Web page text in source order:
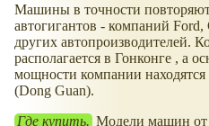
Машины в точности
автогигантов - компаний
других автопроизводителей.
располагается в Гонконге , а
мощности компании
(Dong Guan).
Где купить. Модели машин от